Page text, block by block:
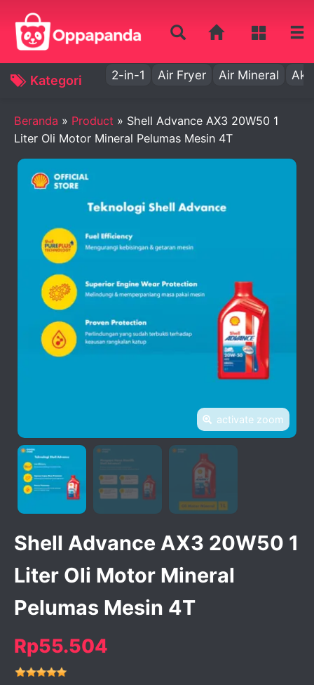
Kategori 2-in-1 Air Fryer Air Mineral Aki
Beranda » Product » Shell Advance AX3 20W50 1
Liter Oli Motor Mineral Pelumas Mesin 4T
activate zoom
Shell Advance AX3 20W50 1
Liter Oli Motor Mineral
Pelumas Mesin 4T
Rp55.504